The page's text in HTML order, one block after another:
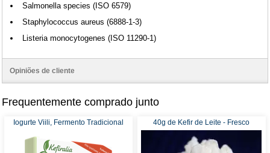
Salmonella species (ISO 6579)
Staphylococcus aureus (6888-1-3)
Listeria monocytogenes (ISO 11290-1)
Opiniões de cliente
Frequentemente comprado junto
Iogurte Viili, Fermento Tradicional 40g de Kefir de Leite - Fresco